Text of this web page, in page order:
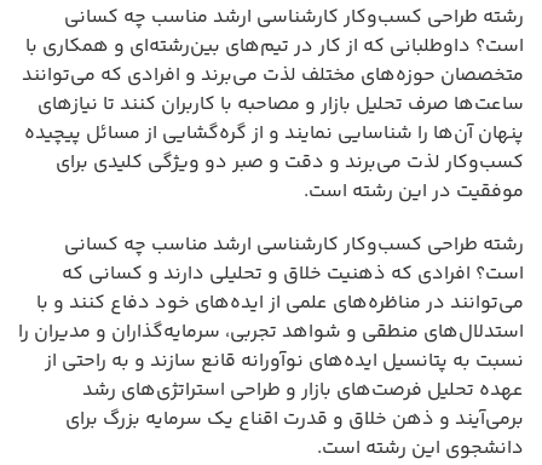
رشته طراحی کسب‌وکار کارشناسی ارشد مناسب چه کسانی
است؟ داوطلبانی که از کار در تیم‌های بین‌رشته‌ای و همکاری با
متخصصان حوزه‌های مختلف لذت می‌برند و افرادی که می‌توانند
ساعت‌ها صرف تحلیل بازار و مصاحبه با کاربران کنند تا نیازهای
پنهان آن‌ها را شناسایی نمایند و از گره‌گشایی از مسائل پیچیده
کسب‌وکار لذت می‌برند و دقت و صبر دو ویژگی کلیدی برای
موفقیت در این رشته است.
رشته طراحی کسب‌وکار کارشناسی ارشد مناسب چه کسانی
است؟ افرادی که ذهنیت خلاق و تحلیلی دارند و کسانی که
می‌توانند در مناظره‌های علمی از ایده‌های خود دفاع کنند و با
استدلال‌های منطقی و شواهد تجربی، سرمایه‌گذاران و مدیران را
نسبت به پتانسیل ایده‌های نوآورانه قانع سازند و به راحتی از
عهده تحلیل فرصت‌های بازار و طراحی استراتژی‌های رشد
برمی‌آیند و ذهن خلاق و قدرت اقناع یک سرمایه بزرگ برای
دانشجوی این رشته است.